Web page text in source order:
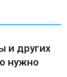
и других
нужно